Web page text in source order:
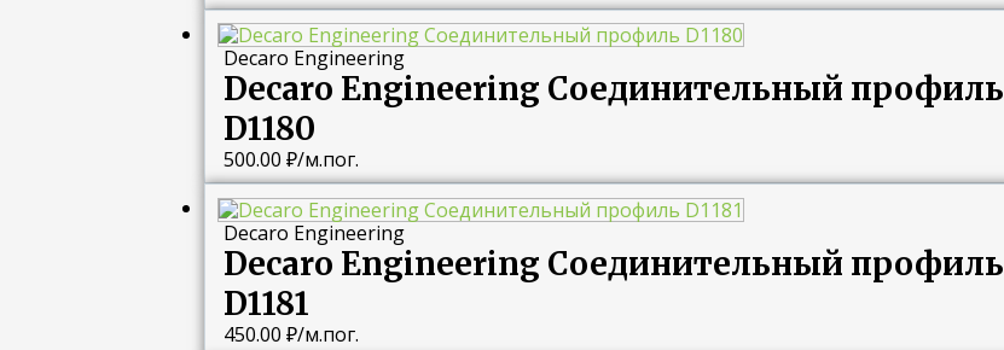
Decaro Engineering
Decaro Engineering Соединительный профиль
D1180
500.00 ₽/м.пог.
Decaro Engineering
Decaro Engineering Соединительный профиль
D1181
450.00 ₽/м.пог.